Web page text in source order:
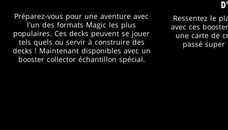
Préparez-vous pour une aventure avec
l'un des formats Magic les plus
populaires. Ces decks peuvent se jouer
tels quels ou servir à construire des
decks ! Maintenant disponibles avec un
booster collector échantillon spécial.
Ressentez le
avec ces
une carte de
passé